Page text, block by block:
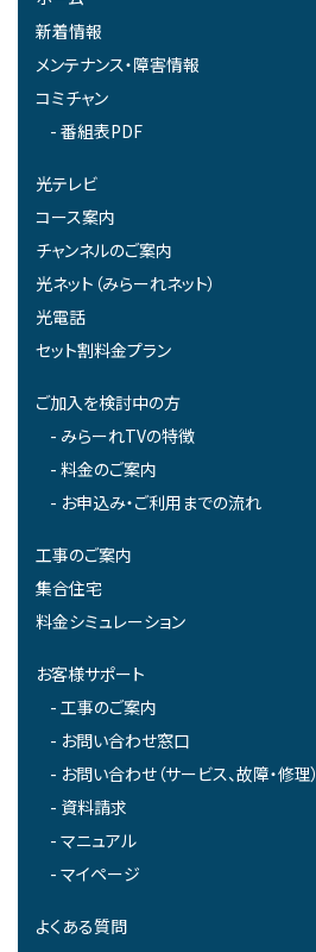
新着情報
メンテナンス・障害情報
コミチャン
番組表PDF
光テレビ
コース案内
チャンネルのご案内
光ネット（みらーれネット）
光電話
セット割料金プラン
ご加入を検討中の方
みらーれTVの特徴
料金のご案内
お申込み・ご利用までの流れ
工事のご案内
集合住宅
料金シミュレーション
お客様サポート
工事のご案内
お問い合わせ窓口
お問い合わせ（サービス、故障・修理）
資料請求
マニュアル
マイページ
よくある質問